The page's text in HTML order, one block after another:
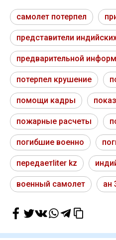
самолет потерпел
представители
предварительной
потерпел крушение
помощи кадры
пожарные расчеты
погибшие военно
передаетliter kz
военный самолет ан